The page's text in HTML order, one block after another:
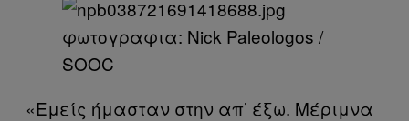
φωτογραφια: Nick Paleologos /
SOOC​
«Εμείς ήμασταν στην απ’ έξω. Μέριμνα